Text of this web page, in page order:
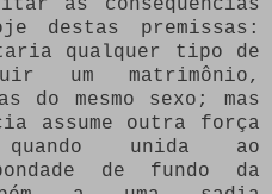
as consequências
destas premissas:
qualquer tipo de
um matrimônio,
do mesmo sexo; mas
assume outra força
unida ao
de fundo da